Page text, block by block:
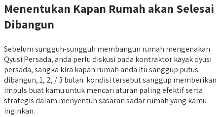
Menentukan Kapan Rumah akan Selesai
Dibangun
Sebelum sungguh-sungguh membangun rumah mengenakan
Qyusi Persada, anda perlu diskusi pada kontraktor kayak qyusi
persada, sangka kira kapan rumah anda itu sanggup putus
dibangun, 1, 2, / 3 bulan. kondisi tersebut sanggup memberikan
impuls buat kamu untuk mencari aturan paling efektif serta
strategis dalam menyentuh sasaran sadar rumah yang kamu
inginkan.